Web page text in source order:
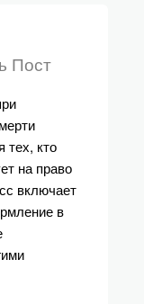
Пост
тех, кто
на право
включает
в